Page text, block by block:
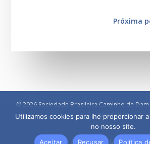
Próxima
© 2026 Sociedade Brasileira Caminho de
5090 3030
Utilizamos cookies para lhe proporcionar
no nosso site.
Aceitar
Recusar Política